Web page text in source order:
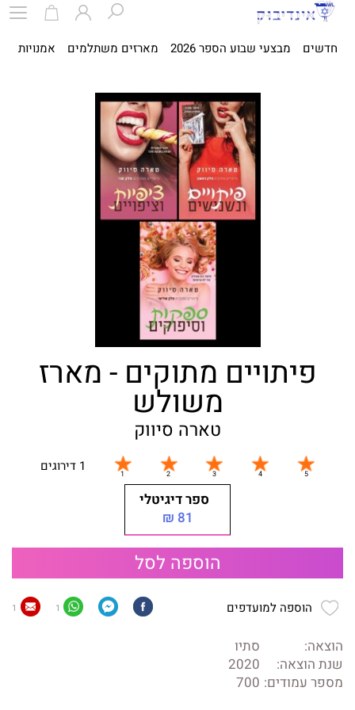
חדשים מבצעי שבוע הספר 2026 מארזים משתלמים אמנויות
פיתויים מתוקים - מארז
משולש
טארה סיווק
1 דירוגים
ספר דיגיטלי
81 ₪
הוספה לסל
הוספה למועדפים 1
1
הוצאה:
סתיו
שנת הוצאה:
2020
מספר עמודים: 700